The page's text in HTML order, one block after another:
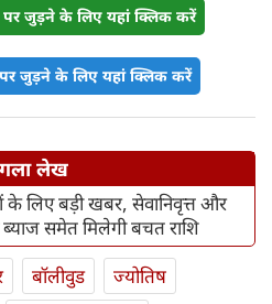
जुड़ने के लिए यहां क्लिक करें
जुड़ने के लिए यहां क्लिक करें
लेख
के लिए बड़ी खबर, सेवानिवृत्त और
ब्याज समेत मिलेगी बचत राशि
बॉलीवुड
ज्योतिष